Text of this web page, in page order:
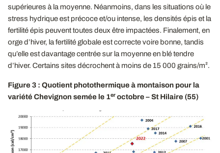
supérieures à la moyenne. Néanmoins, dans les situations où le
stress hydrique est précoce et/ou intense, les densités épis et la
fertilité épis peuvent toutes deux être impactées. Finalement, en
orge d’hiver, la fertilité globale est correcte voire bonne, tandis
qu’elle est davantage centrée sur la moyenne en blé tendre
d’hiver. Certains sites décrochent à moins de 15 000 grains/m².
Figure 3 : Quotient photothermique à montaison pour la
variété Chevignon semée le 1er octobre – St Hilaire (55)